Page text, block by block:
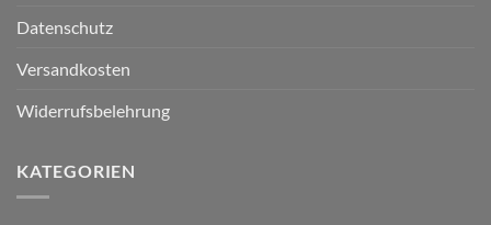
Datenschutz
Versandkosten
Widerrufsbelehrung
KATEGORIEN